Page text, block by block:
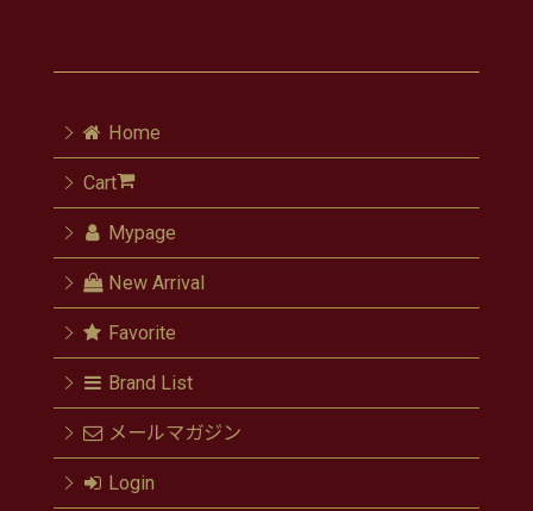
Home
Cart
Mypage
New Arrival
Favorite
Brand List
メールマガジン
Login